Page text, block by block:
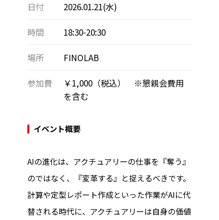
日付 2026.01.21(水)
時間 18:30-20:30
場所 FINOLAB
参加費
￥1,000（税込） ※懇親会費用
を含む
イベント概要
AIの進化は、アクチュアリーの仕事を『奪う』
のではなく、『変革する』と捉えるべきです。
計算や定型レポート作成といった作業がAIに代
替される時代に、アクチュアリーは自身の価値